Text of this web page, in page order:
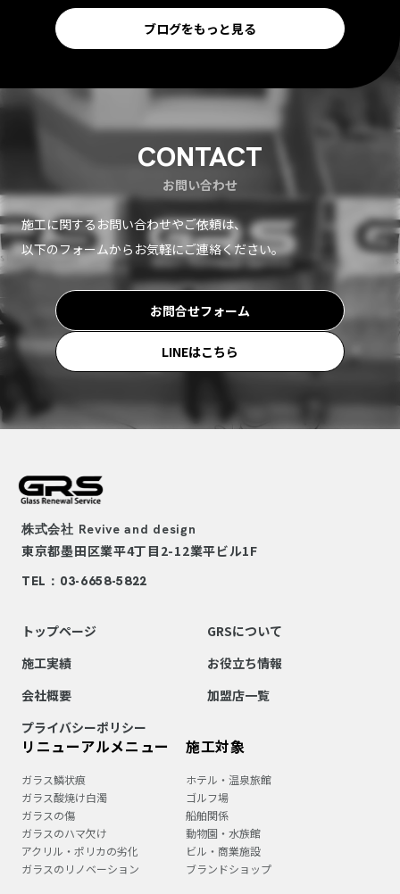
ブログをもっと見る
CONTACT
お問い合わせ
施工に関するお問い合わせやご依頼は、
以下のフォームからお気軽にご連絡ください。
お問合せフォーム
LINEはこちら
株式会社 Revive and design
東京都墨田区業平4丁目2-12業平ビル1F
TEL：03-6658-5822
トップページ
GRSについて
施工実績
お役立ち情報
会社概要
加盟店一覧
プライバシーポリシー
リニューアルメニュー
ガラス鱗状痕
ガラス酸焼け白濁
ガラスの傷
ガラスのハマ欠け
アクリル・ポリカの劣化
ガラスのリノベーション
施工対象
ホテル・温泉旅館
ゴルフ場
船舶関係
動物園・水族館
ビル・商業施設
ブランドショップ